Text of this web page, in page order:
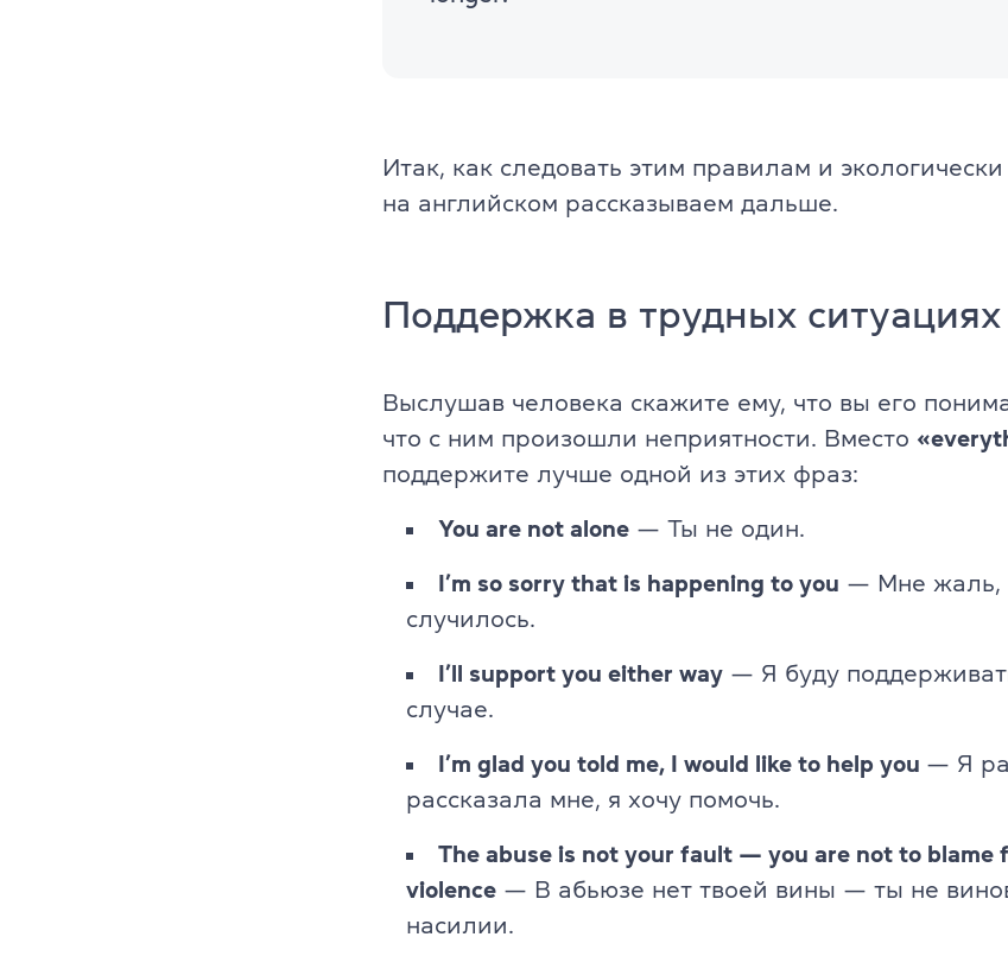
Об экзамене IELTS
Итак, как следовать этим правилам и
на английском рассказываем дальше.
Поддержка в трудных ситуациях
Выслушав человека скажите ему, что вы его
что с ним произошли неприятности. Вместо
поддержите лучше одной из этих фраз:
You are not alone — Ты не один.
I’m so sorry that is happening to you — Мне жаль,
случилось.
I’ll support you either way — Я буду
случае.
I’m glad you told me, I would like to help you — Я
рассказала мне, я хочу помочь.
The abuse is not your fault — you are not to blame
violence — В абьюзе нет твоей вины — ты не
насилии.